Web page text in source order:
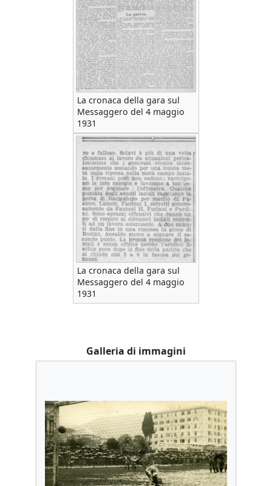
La cronaca della gara sul
Messaggero del 4 maggio
1931
La cronaca della gara sul
Messaggero del 4 maggio
1931
Galleria di immagini